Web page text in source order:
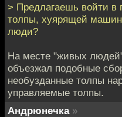
> Предлагаешь войти в
толпы, хуярящей
люди?
На месте "живых
объезжал подобные
необузданные толпы
управляемые толпы.
Андрюнечка »